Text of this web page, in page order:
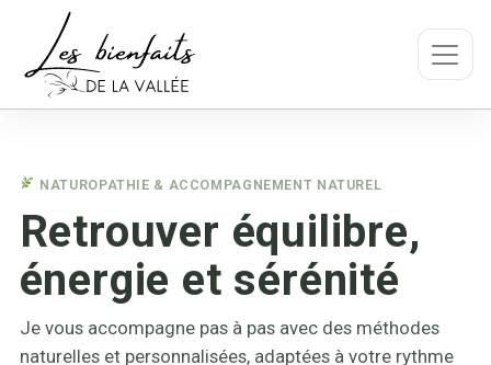
NATUROPATHIE & ACCOMPAGNEMENT NATUREL
Retrouver équilibre,
énergie et sérénité
Je vous accompagne pas à pas avec des méthodes
naturelles et personnalisées, adaptées à votre rythme